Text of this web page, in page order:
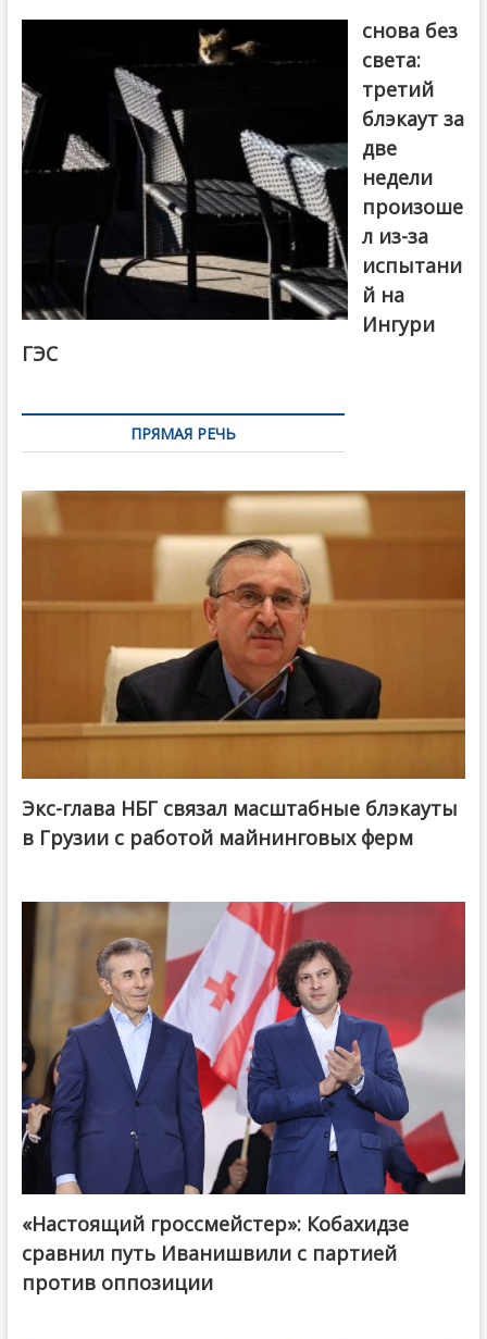
снова без
света:
третий
блэкаут за
две
недели
произоше
л из-за
испытани
й на
Ингури
ГЭС
ПРЯМАЯ РЕЧЬ
Экс-глава НБГ связал масштабные блэкауты
в Грузии с работой майнинговых ферм
@ქართული ოცნება / Georgian Dream
«Настоящий гроссмейстер»: Кобахидзе
сравнил путь Иванишвили с партией
против оппозиции